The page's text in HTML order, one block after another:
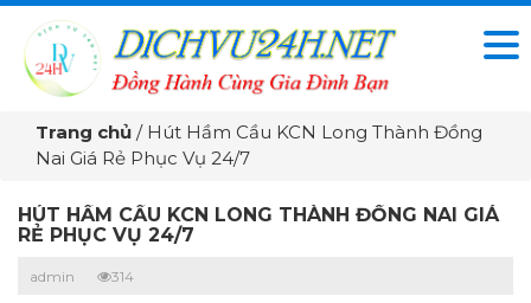
Trang chủ / Hút Hầm Cầu KCN Long Thành Đồng
Nai Giá Rẻ Phục Vụ 24/7
HÚT HẦM CẦU KCN LONG THÀNH ĐỒNG NAI GIÁ
RẺ PHỤC VỤ 24/7
admin 314